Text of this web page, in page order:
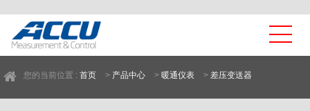
您的当前位置 : 首页 > 产品中心 > 暖通仪表 > 差压变送器